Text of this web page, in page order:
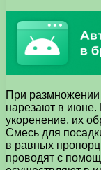
При
нарезают в июне.
укоренение, их
Смесь для
в равных
проводят с